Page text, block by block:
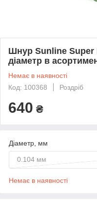
Шнур Sunline Super
діаметр в
Немає в наявності
Код: 100368
Роздріб
640 ₴
Діаметр, мм
0.104 мм
Немає в наявності